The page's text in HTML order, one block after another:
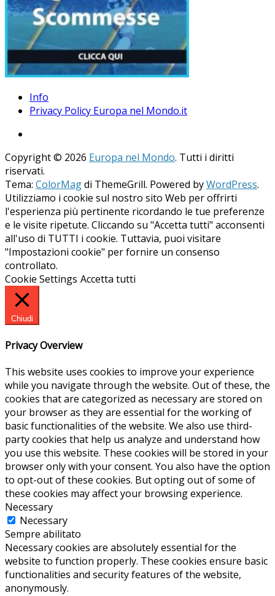
Info
Privacy Policy Europa nel Mondo.it
Copyright © 2026 Europa nel Mondo. Tutti i diritti
riservati.
Tema: ColorMagdi ThemeGrill. Powered byWordPress.
Utilizziamo i cookie sul nostro sito Web per offrirti
l'esperienza più pertinente ricordando le tue preferenze
e le visite ripetute. Cliccando su "Accetta tutti" acconsenti
all'uso di TUTTI i cookie. Tuttavia, puoi visitare
"Impostazioni cookie" per fornire un consenso
controllato.
Cookie Settings Accetta tutti
Chiudi
Privacy Overview
This website uses cookies to improve your experience
while you navigate through the website. Out of these, the
cookies that are categorized as necessary are stored on
your browser as they are essential for the working of
basic functionalities of the website. We also use third-
party cookies that help us analyze and understand how
you use this website. These cookies will be stored in your
browser only with your consent. You also have the option
to opt-out of these cookies. But opting out of some of
these cookies may affect your browsing experience.
Necessary
Necessary
Sempre abilitato
Necessary cookies are absolutely essential for the
website to function properly. These cookies ensure basic
functionalities and security features of the website,
anonymously.